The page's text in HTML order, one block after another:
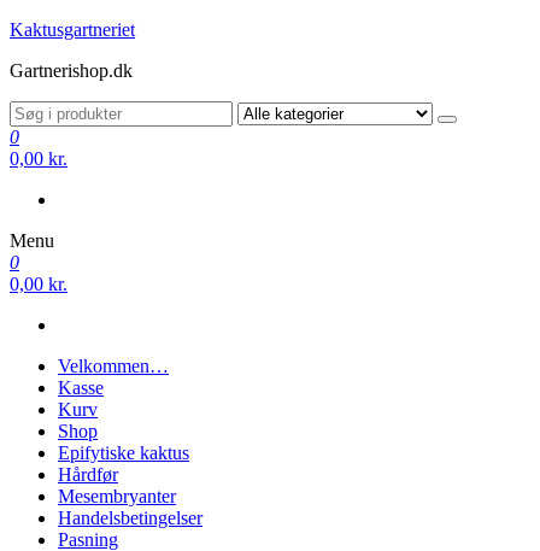
Videre
indhold
Kaktusgartneriet
Gartnerishop.dk
0
0,00 kr.
Menu
0
0,00 kr.
Velkommen…
Kasse
Kurv
Shop
Epifytiske kaktus
Hårdfør
Mesembryanter
Handelsbetingelser
Pasning